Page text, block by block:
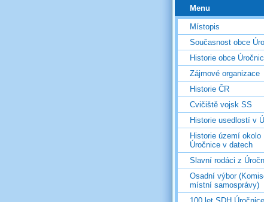
Menu
Místopis
Současnost obce
Historie obce
Zájmové organizace
Historie ČR
Cvičiště vojsk SS
Historie usedlostí v
Historie území okolo
Úročnice v datech
Slavní rodáci z
Osadní výbor
místní samosprávy)